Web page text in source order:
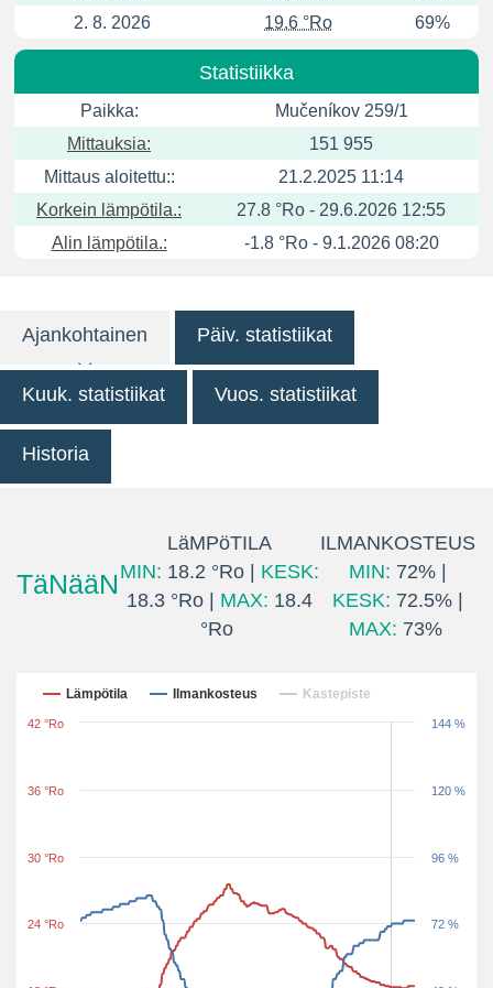
2. 8. 2026
19.6 °Ro 69%
Statistiikka
Paikka:
Mučeníkov 259/1
Mittauksia:
151 955
Mittaus aloitettu::
21.2.2025 11:14
Korkein lämpötila.:
27.8 °Ro - 29.6.2026 12:55
Alin lämpötila.:
-1.8 °Ro - 9.1.2026 08:20
Ajankohtainen Päiv. statistiikat
Kuuk. statistiikat Vuos. statistiikat
Historia
TäNääN
LäMPöTILA
MIN: 18.2 °Ro | KESK:
18.3 °Ro | MAX: 18.4
°Ro
ILMANKOSTEUS
MIN: 72% |
KESK: 72.5% |
MAX: 73%
Viim. 24 tuntia
Lämpötila Ilmankosteus Kastepiste
24 °Ro
30 °Ro
36 °Ro
42 °Ro
72 %
96 %
120 %
144 %